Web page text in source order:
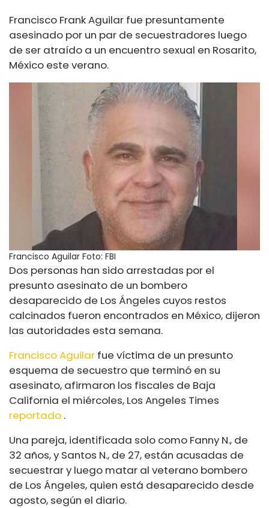
Francisco Frank Aguilar fue presuntamente
asesinado por un par de secuestradores luego
de ser atraído a un encuentro sexual en Rosarito,
México este verano.
Francisco Aguilar Foto: FBI
Dos personas han sido arrestadas por el
presunto asesinato de un bombero
desaparecido de Los Ángeles cuyos restos
calcinados fueron encontrados en México, dijeron
las autoridades esta semana.
Francisco Aguilar fue víctima de un presunto
esquema de secuestro que terminó en su
asesinato, afirmaron los fiscales de Baja
California el miércoles, Los Angeles Times
reportado .
Una pareja, identificada solo como Fanny N., de
32 años, y Santos N., de 27, están acusadas de
secuestrar y luego matar al veterano bombero
de Los Ángeles, quien está desaparecido desde
agosto, según el diario.